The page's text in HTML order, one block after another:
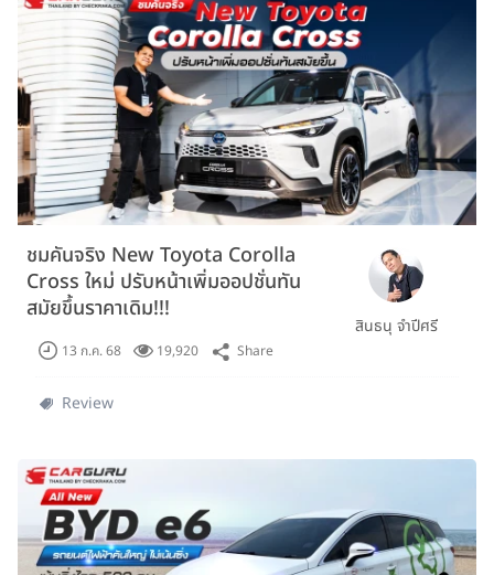
ชมคันจริง New Toyota Corolla
Cross ใหม่ ปรับหน้าเพิ่มออปชั่นทัน
สมัยขึ้นราคาเดิม!!!
สินธนุ จำปีศรี
13 ก.ค. 68 19,920 Share
Review